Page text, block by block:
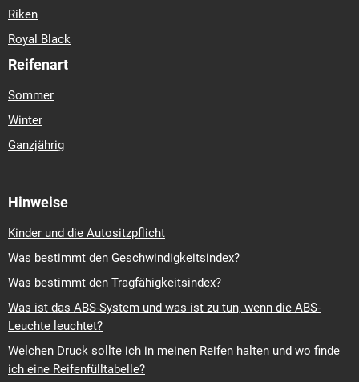
Riken
Royal Black
Reifenart
Sommer
Winter
Ganzjährig
Hinweise
Kinder und die Autositzpflicht
Was bestimmt den Geschwindigkeitsindex?
Was bestimmt den Tragfähigkeitsindex?
Was ist das ABS-System und was ist zu tun, wenn die ABS-
Leuchte leuchtet?
Welchen Druck sollte ich in meinen Reifen halten und wo finde
ich eine Reifenfülltabelle?